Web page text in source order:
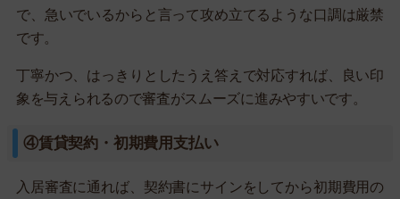
で、急いでいるからと言って攻め立てるような口調は厳禁
です。
丁寧かつ、はっきりとしたうえ答えで対応すれば、良い印
象を与えられるので審査がスムーズに進みやすいです。
④賃貸契約・初期費用支払い
入居審査に通れば、契約書にサインをしてから初期費用の